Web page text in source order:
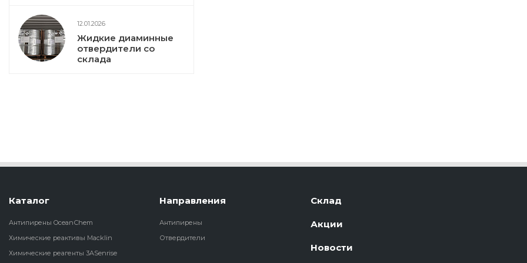
12.01.2026
Жидкие диаминные
отвердители со
склада
Каталог
Антипирены OceanСhem
Химические реактивы Macklin
Химические реагенты 3ASenrise
Направления
Антипирены
Отвердители
Склад
Акции
Новости